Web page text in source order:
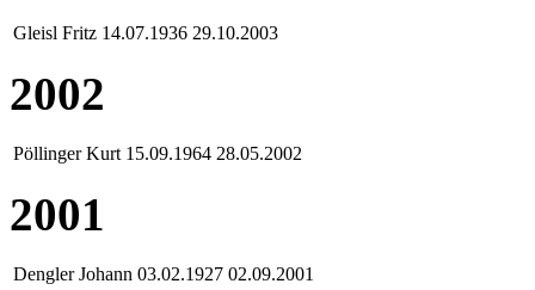
Gleisl Fritz 14.07.1936 29.10.2003
2002
Pöllinger Kurt 15.09.1964 28.05.2002
2001
Dengler Johann 03.02.1927 02.09.2001